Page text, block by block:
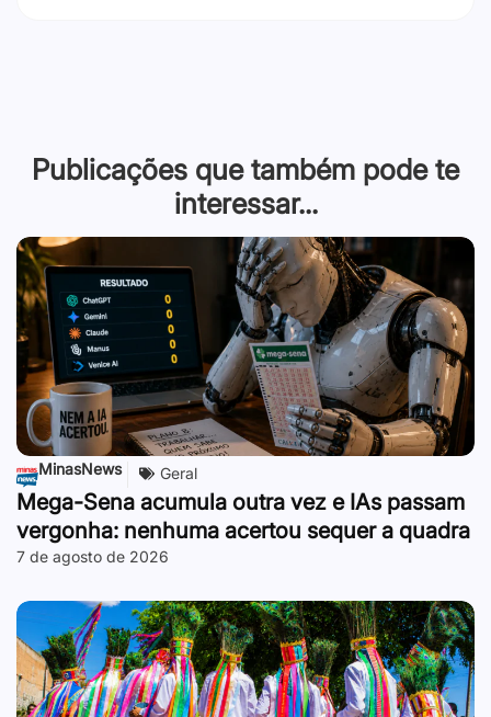
Publicações que também pode te
interessar...
MinasNews Geral
Mega-Sena acumula outra vez e IAs passam
vergonha: nenhuma acertou sequer a quadra
7 de agosto de 2026